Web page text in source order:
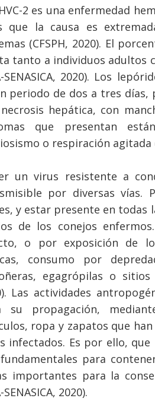
2 es una enfermedad
que la causa es
(CFSPH, 2020). El
tanto a individuos adultos
SENASICA, 2020). Los
periodo de dos a tres días,
hepática, con
que presentan
o respiración agitada
un virus resistente a
por diversas vías.
y estar presente en todas
de los conejos
o por exposición de
consumo por
egagrópilas o sitios
Las actividades
su propagación,
ropa y zapatos que
infectados. Es por ello,
para
importantes para la
SENASICA, 2020).